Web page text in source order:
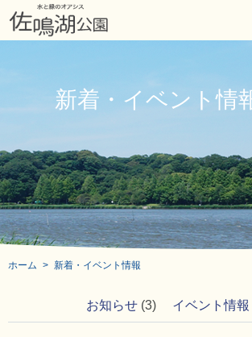
新着・イベント情
ホーム 新着・イベント情報
お知らせ(3) イベント情報